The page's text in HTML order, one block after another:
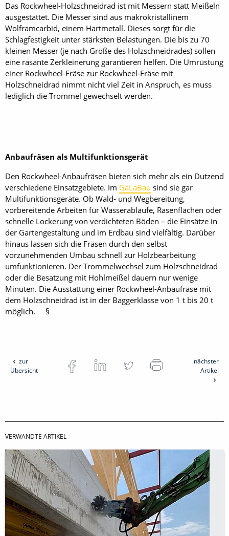
Das Rockwheel-Holzschneidrad ist mit Messern statt Meißeln
ausgestattet. Die Messer sind aus makrokristallinem
Wolframcarbid, einem Hartmetall. Dieses sorgt für die
Schlagfestigkeit unter stärksten Belastungen. Die bis zu 70
kleinen Messer (je nach Größe des Holzschneidrades) sollen
eine rasante Zerkleinerung garantieren helfen. Die Umrüstung
einer Rockwheel-Fräse zur Rockwheel-Fräse mit
Holzschneidrad nimmt nicht viel Zeit in Anspruch, es muss
lediglich die Trommel gewechselt werden.
Anbaufräsen als Multifunktionsgerät
Den Rockwheel-Anbaufräsen bieten sich mehr als ein Dutzend
verschiedene Einsatzgebiete. Im GaLaBau sind sie gar
Multifunktionsgeräte. Ob Wald- und Wegbereitung,
vorbereitende Arbeiten für Wasserabläufe, Rasenflächen oder
schnelle Lockerung von verdichteten Böden – die Einsätze in
der Gartengestaltung und im Erdbau sind vielfältig. Darüber
hinaus lassen sich die Fräsen durch den selbst
vorzunehmenden Umbau schnell zur Holzbearbeitung
umfunktionieren. Der Trommelwechsel zum Holzschneidrad
oder die Besatzung mit Hohlmeißel dauern nur wenige
Minuten. Die Ausstattung einer Rockwheel-Anbaufräse mit
dem Holzschneidrad ist in der Baggerklasse von 1 t bis 20 t
möglich. §
zur
Übersicht
nächster
Artikel
VERWANDTE ARTIKEL